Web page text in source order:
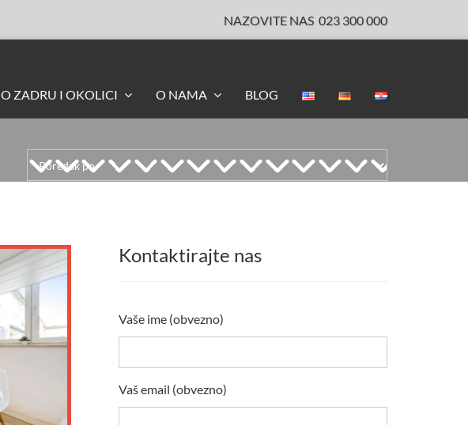
NAZOVITE NAS 023 300 000
O ZADRU I OKOLICI O NAMA BLOG
Kontaktirajte nas
Vaše ime (obvezno)
Vaš email (obvezno)